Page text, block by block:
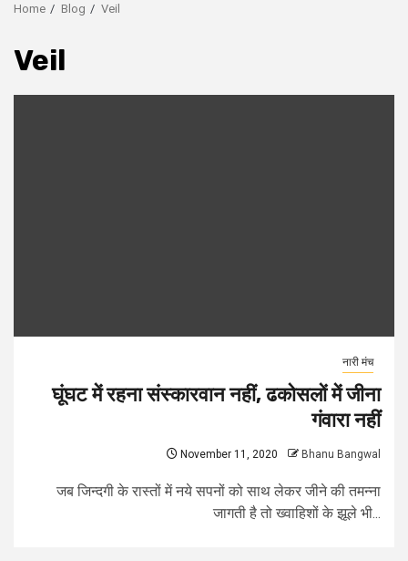
Home Blog Veil
Veil
नारी मंच
घूंघट में रहना संस्कारवान नहीं, ढकोसलों में जीना
गंवारा नहीं
November 11, 2020 Bhanu Bangwal
जब जिन्दगी के रास्तों में नये सपनों को साथ लेकर जीने की तमन्ना
जागती है तो ख्वाहिशों के झूले भी...